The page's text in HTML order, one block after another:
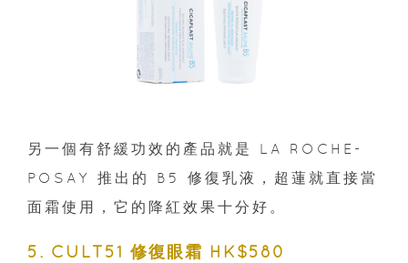
另一個有舒緩功效的產品就是 LA ROCHE-
POSAY 推出的 B5 修復乳液，超蓮就直接當
面霜使用，它的降紅效果十分好。
5. CULT51 修復眼霜 HK$580